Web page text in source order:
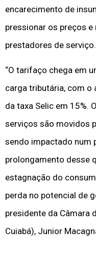
encarecimento de
pressionar os preços
prestadores de serviço.
“O tarifaço chega em
carga tributária, com o
da taxa Selic em 15%.
serviços são movidos
sendo impactado num
prolongamento desse
estagnação do
perda no potencial de
presidente da Câmara
Cuiabá), Junior